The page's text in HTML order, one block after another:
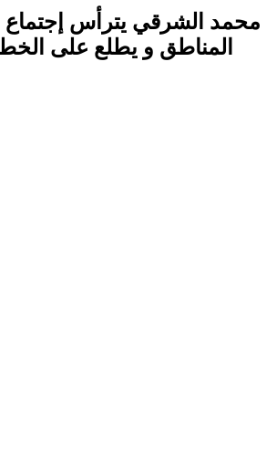
محمد الشرقي يترأس إجتماع
المناطق و يطلع على